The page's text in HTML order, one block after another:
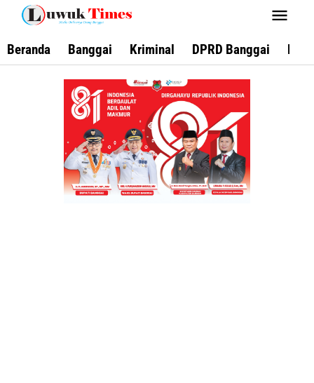
Lewati
konten
Beranda Banggai Kriminal DPRD Banggai